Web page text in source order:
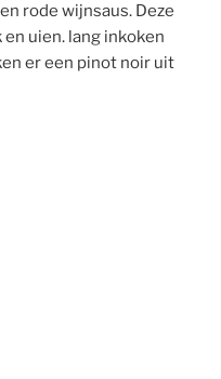
rode wijnsaus. Deze
uien. lang inkoken
er een pinot noir uit